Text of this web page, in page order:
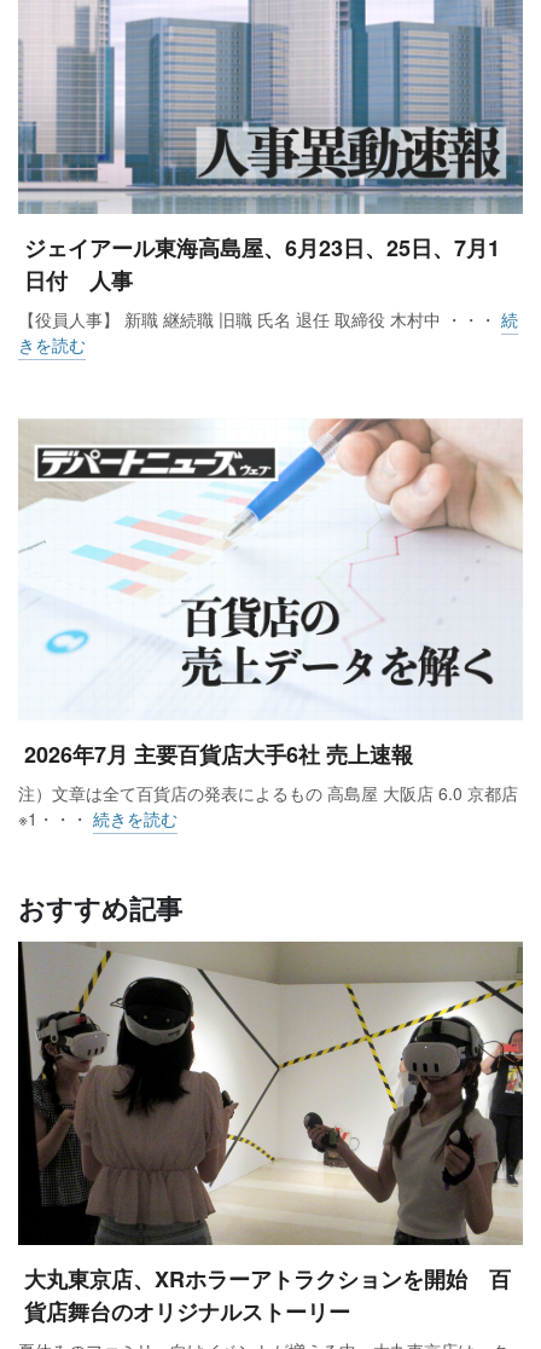
ジェイアール東海高島屋、6月23日、25日、7月1
日付 人事
【役員人事】 新職 継続職 旧職 氏名 退任 取締役 木村中 ・・・ 続
きを読む
2026年7月 主要百貨店大手6社 売上速報
注）文章は全て百貨店の発表によるもの 高島屋 大阪店 6.0 京都店
※1・・・ 続きを読む
おすすめ記事
大丸東京店、XRホラーアトラクションを開始 百
貨店舞台のオリジナルストーリー